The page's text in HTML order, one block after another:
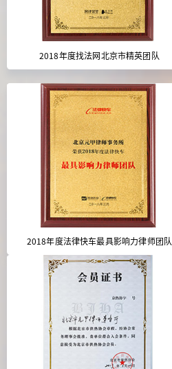
2018年度找法网北京市精英团队
2018年度法律快车最具影响力律师团队